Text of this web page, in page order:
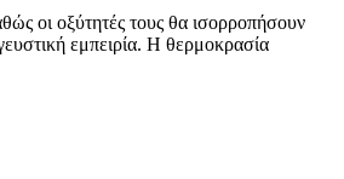
οι οξύτητές τους θα ισορροπήσουν
εμπειρία. Η θερμοκρασία